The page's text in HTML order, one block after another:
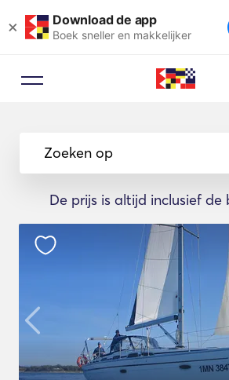
× Download de app
Boek sneller en makkelijker
Zoeken op
De prijs is altijd inclusief de